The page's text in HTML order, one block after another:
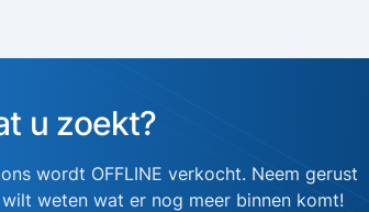
u zoekt?
wordt OFFLINE verkocht. Neem gerust
weten wat er nog meer binnen komt!